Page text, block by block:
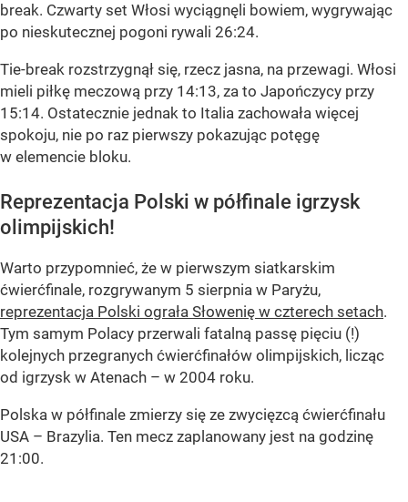
break. Czwarty set Włosi wyciągnęli bowiem, wygrywając
po nieskutecznej pogoni rywali 26:24.
Tie-break rozstrzygnął się, rzecz jasna, na przewagi. Włosi
mieli piłkę meczową przy 14:13, za to Japończycy przy
15:14. Ostatecznie jednak to Italia zachowała więcej
spokoju, nie po raz pierwszy pokazując potęgę
w elemencie bloku.
Reprezentacja Polski w półfinale igrzysk
olimpijskich!
Warto przypomnieć, że w pierwszym siatkarskim
ćwierćfinale, rozgrywanym 5 sierpnia w Paryżu,
reprezentacja Polski ograła Słowenię w czterech setach.
Tym samym Polacy przerwali fatalną passę pięciu (!)
kolejnych przegranych ćwierćfinałów olimpijskich, licząc
od igrzysk w Atenach – w 2004 roku.
Polska w półfinale zmierzy się ze zwycięzcą ćwierćfinału
USA – Brazylia. Ten mecz zaplanowany jest na godzinę
21:00.